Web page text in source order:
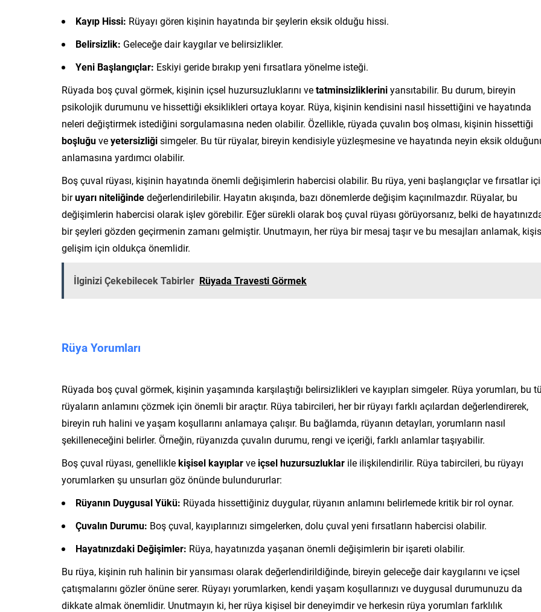
Kayıp Hissi: Rüyayı gören kişinin hayatında bir şeylerin eksik olduğu hissi.
Belirsizlik: Geleceğe dair kaygılar ve belirsizlikler.
Yeni Başlangıçlar: Eskiyi geride bırakıp yeni fırsatlara yönelme isteği.
Rüyada boş çuval görmek, kişinin içsel huzursuzluklarını vetatminsizlikleriniyansıtabilir. Bu durum, bireyin
psikolojik durumunu ve hissettiği eksiklikleri ortaya koyar. Rüya, kişinin kendisini nasıl hissettiğini ve hayatında
neleri değiştirmek istediğini sorgulamasına neden olabilir. Özellikle, rüyada çuvalın boş olması, kişinin hissettiği
boşluğuveyetersizliğisimgeler. Bu tür rüyalar, bireyin kendisiyle yüzleşmesine ve hayatında neyin eksik
anlamasına yardımcı olabilir.
Boş çuval rüyası, kişinin hayatında önemli değişimlerin habercisi olabilir. Bu rüya, yeni başlangıçlar ve fırsatlar
biruyarı niteliğindedeğerlendirilebilir. Hayatın akışında, bazı dönemlerde değişim kaçınılmazdır. Rüyalar, bu
değişimlerin habercisi olarak işlev görebilir. Eğer sürekli olarak boş çuval rüyası görüyorsanız, belki de
bir şeyleri gözden geçirmenin zamanı gelmiştir. Unutmayın, her rüya bir mesaj taşır ve bu mesajları anlamak,
gelişim için oldukça önemlidir.
İlginizi Çekebilecek Tabirler Rüyada Travesti Görmek
Rüya Yorumları
Rüyada boş çuval görmek, kişinin yaşamında karşılaştığı belirsizlikleri ve kayıpları simgeler. Rüya yorumları, bu
rüyaların anlamını çözmek için önemli bir araçtır. Rüya tabircileri, her bir rüyayı farklı açılardan değerlendirerek,
bireyin ruh halini ve yaşam koşullarını anlamaya çalışır. Bu bağlamda, rüyanın detayları, yorumların nasıl
şekilleneceğini belirler. Örneğin, rüyanızda çuvalın durumu, rengi ve içeriği, farklı anlamlar taşıyabilir.
Boş çuval rüyası, genelliklekişisel kayıplarve içsel huzursuzluklar ile ilişkilendirilir. Rüya tabircileri, bu rüyayı
yorumlarken şu unsurları göz önünde bulundururlar:
Rüyanın Duygusal Yükü: Rüyada hissettiğiniz duygular, rüyanın anlamını belirlemede kritik bir rol oynar.
Çuvalın Durumu: Boş çuval, kayıplarınızı simgelerken, dolu çuval yeni fırsatların habercisi olabilir.
Hayatınızdaki Değişimler: Rüya, hayatınızda yaşanan önemli değişimlerin bir işareti olabilir.
Bu rüya, kişinin ruh halinin bir yansıması olarak değerlendirildiğinde, bireyin geleceğe dair kaygılarını ve içsel
çatışmalarını gözler önüne serer. Rüyayı yorumlarken, kendi yaşam koşullarınızı ve duygusal durumunuzu da
dikkate almak önemlidir. Unutmayın ki, her rüya kişisel bir deneyimdir ve herkesin rüya yorumları farklılık